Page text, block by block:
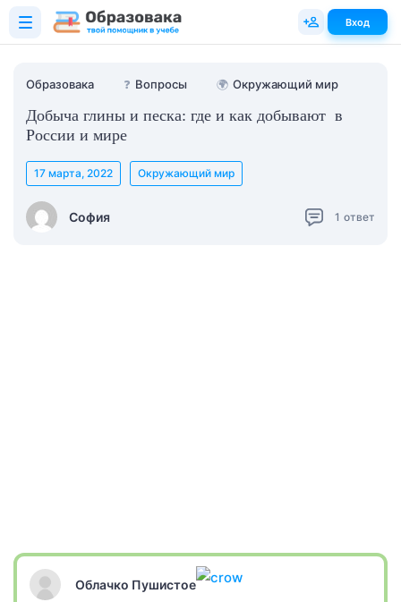
Образовака ❓ Вопросы 🌍 Окружающий мир
Добыча глины и песка: где и как добывают в
России и мире
София
17 марта, 2022 Окружающий мир
1 ответ
Облачко Пушистое
Вход